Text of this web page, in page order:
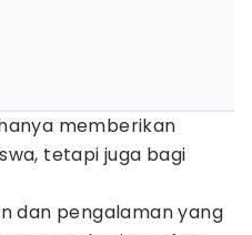
memberikan
tetapi juga bagi
dan pengalaman yang